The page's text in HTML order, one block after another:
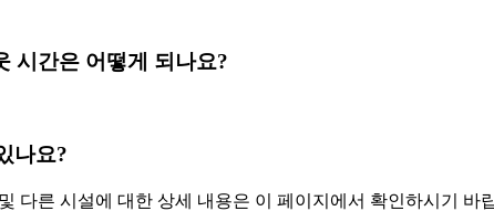
시간은 어떻게 되나요?
나요?
다른 시설에 대한 상세 내용은 이 페이지에서 확인하시기 바